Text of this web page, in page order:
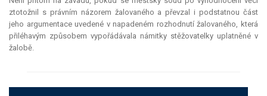
ztotožnil s právním názorem žalovaného a převzal i podstatnou část
jeho argumentace uvedené v napadeném rozhodnutí žalovaného, která
přiléhavým způsobem vypořádávala námitky stěžovatelky uplatněné v
žalobě.